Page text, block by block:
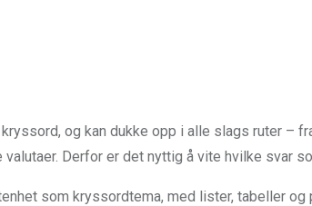
og kan dukke opp i alle slags ruter –
Derfor er det nyttig å vite hvilke svar
som kryssordtema, med lister, tabeller